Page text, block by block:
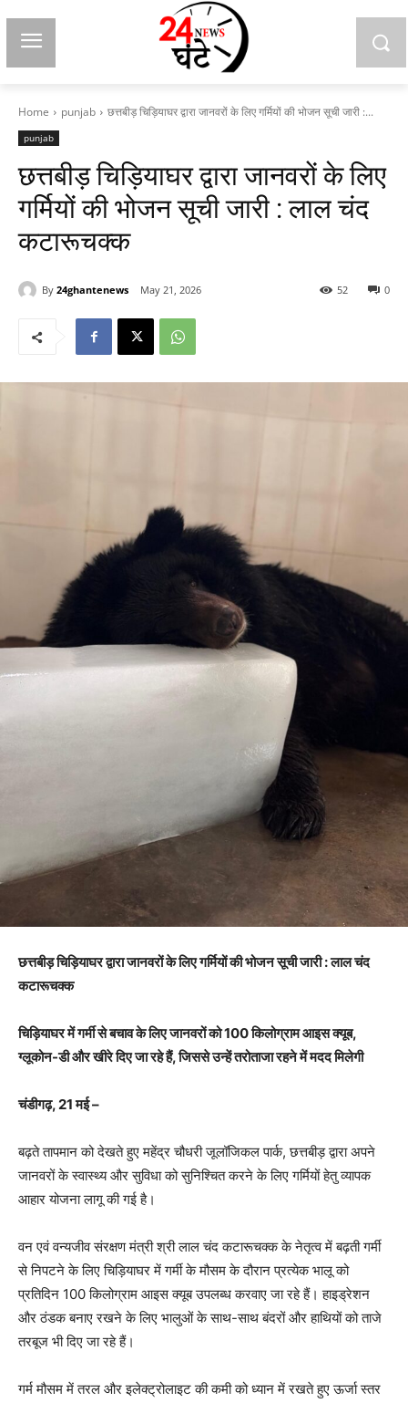
Home punjab छत्तबीड़ चिड़ियाघर द्वारा जानवरों के लिए गर्मियों की भोजन सूची जारी :...
punjab
छत्तबीड़ चिड़ियाघर द्वारा जानवरों के लिए
गर्मियों की भोजन सूची जारी : लाल चंद
कटारूचक्क
By 24ghantenews May 21, 2026 0
52
छत्तबीड़ चिड़ियाघर द्वारा जानवरों के लिए गर्मियों की भोजन सूची जारी : लाल चंद
कटारूचक्क
चिड़ियाघर में गर्मी से बचाव के लिए जानवरों को 100 किलोग्राम आइस क्यूब,
ग्लूकोन-डी और खीरे दिए जा रहे हैं, जिससे उन्हें तरोताजा रहने में मदद मिलेगी
चंडीगढ़, 21 मई –
बढ़ते तापमान को देखते हुए महेंद्र चौधरी जूलॉजिकल पार्क, छत्तबीड़ द्वारा अपने
जानवरों के स्वास्थ्य और सुविधा को सुनिश्चित करने के लिए गर्मियों हेतु व्यापक
आहार योजना लागू की गई है।
वन एवं वन्यजीव संरक्षण मंत्री श्री लाल चंद कटारूचक्क के नेतृत्व में बढ़ती गर्मी
से निपटने के लिए चिड़ियाघर में गर्मी के मौसम के दौरान प्रत्येक भालू को
प्रतिदिन 100 किलोग्राम आइस क्यूब उपलब्ध करवाए जा रहे हैं। हाइड्रेशन
और ठंडक बनाए रखने के लिए भालुओं के साथ-साथ बंदरों और हाथियों को ताजे
तरबूज भी दिए जा रहे हैं।
गर्म मौसम में तरल और इलेक्ट्रोलाइट की कमी को ध्यान में रखते हुए ऊर्जा स्तर